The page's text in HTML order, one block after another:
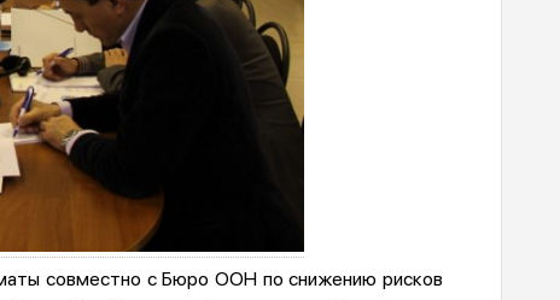
совместно с Бюро ООН по снижению рисков